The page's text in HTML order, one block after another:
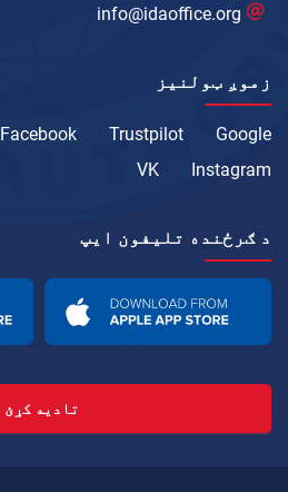
info@idaoffice.org
زموږ ټولنیز
Google
Trustpilot
Facebook
Instagram
VK
د ګرځنده تلیفون ايپ
تادیه کړئ